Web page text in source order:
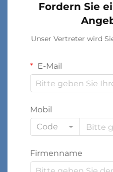
Fordern Sie
Unser Vertreter wird
E-Mail
Mobil
Code
Firmenname